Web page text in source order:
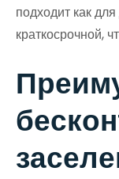
подходит как
краткосрочной,